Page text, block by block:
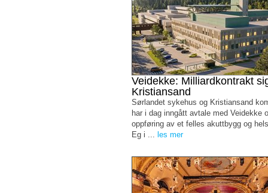
Veidekke: Milliardkontrakt
Kristiansand
Sørlandet sykehus og Kristiansand
har i dag inngått avtale med Veidekke
oppføring av et felles akuttbygg og
Eg i ... les mer